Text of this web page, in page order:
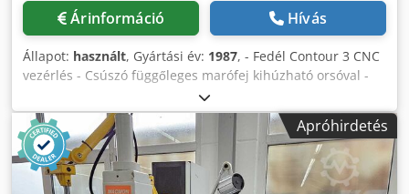
Árinformáció Hívás
Állapot: használt, Gyártási év: 1987, - Fedél Contour 3 CNC
vezérlés - Csúszó függőleges marófej kihúzható orsóval -
ellencsapágy a hosszú maróorsókhoz - Hidraulikus
szerszámrögzítő - Automatikus sebességváltó -
Automatikus rögzítés X/Y/Z tengelyeken - Automatikus
központi kenés - hűtőfolyadék-berendezés - közvetlen
útmérés - Ütközésvédő tengelykapcsoló Z/Y tengelyeken -
gyártási év 1987 Műszaki adatok Munkatartomány: - X-
Apróhirdetés